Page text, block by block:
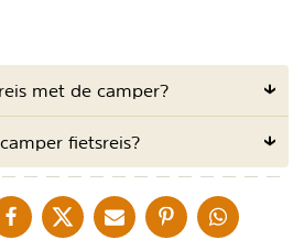
met de camper?
fietsreis?
DELEN OP FACEBOOK
DELEN OP XDELEN VIA DE MAIL
DELEN OP PINTEREST
DELEN OP